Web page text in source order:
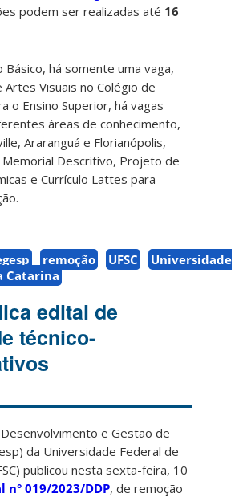
podem ser realizadas até 16
Básico, há somente uma vaga,
Visuais no Colégio de
o Ensino Superior, há vagas
áreas de conhecimento,
Araranguá e Florianópolis,
Descritivo, Projeto de
e Currículo Lattes para
remoção UFSC
Universidade
Catarina
edital de
técnico-
e Gestão de
da Universidade Federal de
publicou nesta sexta-feira, 10
n° 019/2023/DDP, de remoção